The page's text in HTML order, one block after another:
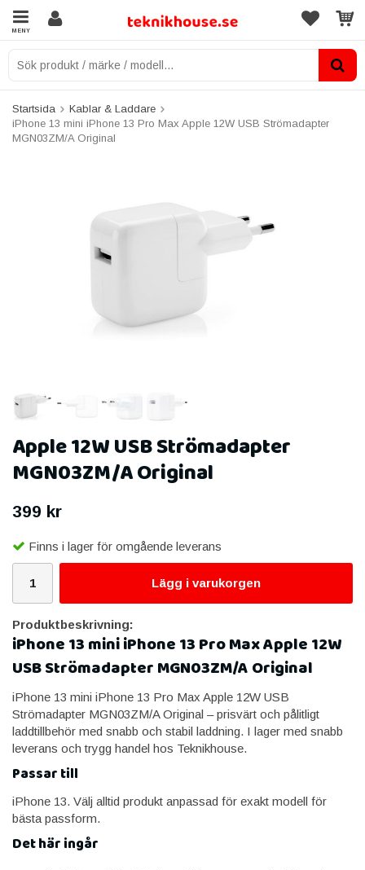
MENY
Startsida
Kablar & Laddare
iPhone 13 mini iPhone 13 Pro Max Apple 12W USB Strömadapter
MGN03ZM/A Original
Apple 12W USB Strömadapter
MGN03ZM/A Original
399 kr
Finns i lager för omgående leverans
Lägg i varukorgen
Produktbeskrivning:
iPhone 13 mini iPhone 13 Pro Max Apple 12W
USB Strömadapter MGN03ZM/A Original
iPhone 13 mini iPhone 13 Pro Max Apple 12W USB
Strömadapter MGN03ZM/A Original – prisvärt och pålitligt
laddtillbehör med snabb och stabil laddning. I lager med snabb
leverans och trygg handel hos Teknikhouse.
Passar till
iPhone 13. Välj alltid produkt anpassad för exakt modell för
bästa passform.
Det här ingår